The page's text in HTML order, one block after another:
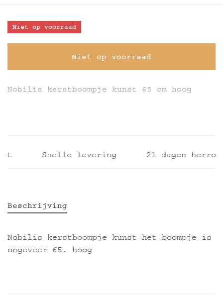
Niet op voorraad
Niet op voorraad
Nobilis kerstboompje kunst 65 cm hoog
Snelle levering 21 dagen
Beschrijving
Nobilis kerstboompje kunst het boompje is
ongeveer 65. hoog